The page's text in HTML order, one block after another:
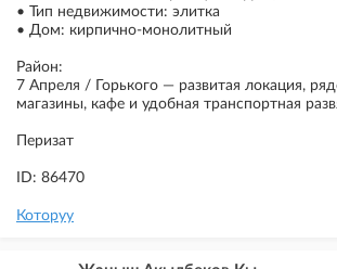
• Тип недвижимости: элитка
• Дом: кирпично-монолитный
Район:
7 Апреля / Горького — развитая локация,
магазины, кафе и удобная транспортная
Перизат
ID: 86470
Которуу